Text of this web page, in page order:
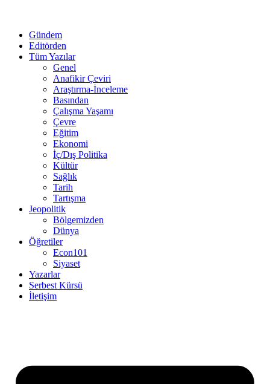
Gündem
Editörden
Tüm Yazılar
Genel
Anafikir Çeviri
Araştırma-İnceleme
Basından
Çalışma Yaşamı
Çevre
Eğitim
Ekonomi
İç/Dış Politika
Kültür
Sağlık
Tarih
Tartışma
Jeopolitik
Bölgemizden
Dünya
Öğretiler
Econ101
Siyaset
Yazarlar
Serbest Kürsü
İletişim